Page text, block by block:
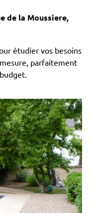
de la Moussiere,
étudier vos besoins
parfaitement